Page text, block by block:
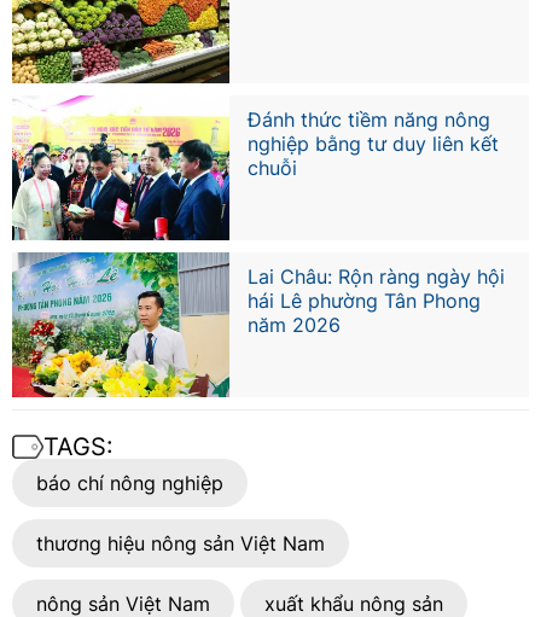
Đánh thức tiềm năng nông
nghiệp bằng tư duy liên kết
chuỗi
Lai Châu: Rộn ràng ngày hội
hái Lê phường Tân Phong
năm 2026
TAGS:
báo chí nông nghiệp
thương hiệu nông sản Việt Nam
nông sản Việt Nam xuất khẩu nông sản